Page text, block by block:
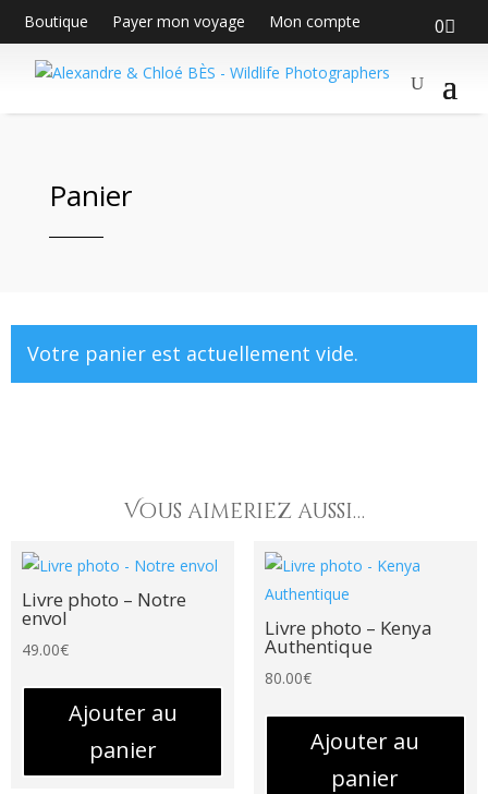
Boutique Payer mon voyage Mon compte 0
Panier
Votre panier est actuellement vide.
Vous aimeriez aussi…
Livre photo – Notre
envol
49.00€
Ajouter au
panier
Livre photo – Kenya
Authentique
80.00€
Ajouter au
panier